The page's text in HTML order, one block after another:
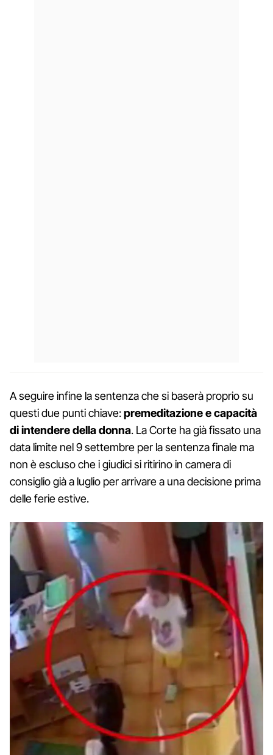
A seguire infine la sentenza che si baserà proprio su
questi due punti chiave:premeditazione e capacità
di intendere della donna. La Corte ha già fissato una
data limite nel 9 settembre per la sentenza finale ma
non è escluso che i giudici si ritirino in camera di
consiglio già a luglio per arrivare a una decisione prima
delle ferie estive.